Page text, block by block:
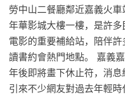
勞中山二餐廳鄰近嘉義火
年華影城大樓一樓，是許
電影的重要補給站，陪伴
讀書約會熱門地點。 嘉義
年後即將畫下休止符，消息
引來不少網友對過去年輕時